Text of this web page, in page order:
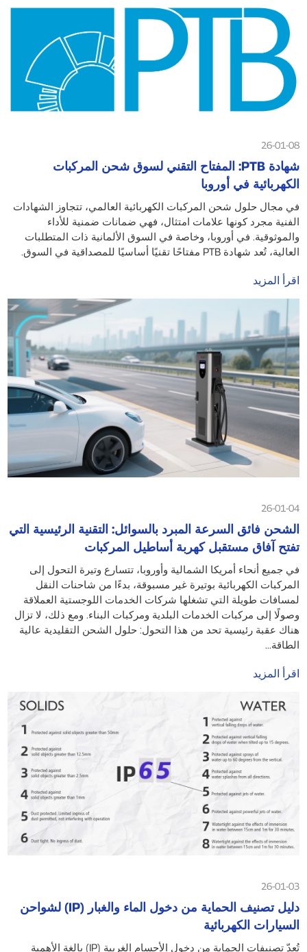
26-01-08
شهادة PTB: المفتاح التقني لسوق شحن المركبات
الكهربائية في أوروبا
في مجال حلول شحن المركبات الكهربائية العالمي، تتجاوز الشهادات
الفنية مجرد كونها علامات امتثال، فهي ضمانات ضمنية للأداء
والموثوقية. في أوروبا، وخاصة في السوق الألمانية ذات المتطلبات
العالية، تُعد شهادة PTB مفتاحًا تقنيًا أساسيًا للمصداقية في السوق.
اقرأ المزيد
26-01-04
الشحن فائق السرعة المبرد بالسوائل: التقنية الرئيسية التي
تفتح آفاق مستقبل كهربة أساطيل المركبات
في جميع أنحاء أمريكا الشمالية وأوروبا، تتسارع وتيرة التحول إلى
المركبات الكهربائية بوتيرة غير مسبوقة، بدءًا من شاحنات النقل
لمسافات طويلة التي تشغلها شركات الخدمات اللوجستية العملاقة
وصولًا إلى مركبات الخدمات البلدية ومركبات البناء. ومع ذلك، لا تزال
هناك عقبة رئيسية تحد من هذا التحول: حلول الشحن التقليدية عالية
الطاقة...
اقرأ المزيد
26-01-03
دليل تصنيف الحماية من دخول الماء والغبار (IP) لشواحن
السيارات الكهربائية
تُعدّ تصنيفات الحماية من دخول الأجسام الغريبة (IP) بالغة الأهمية